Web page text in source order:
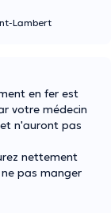
Lambert
en fer est
votre médecin
n'auront pas
nettement
pas manger